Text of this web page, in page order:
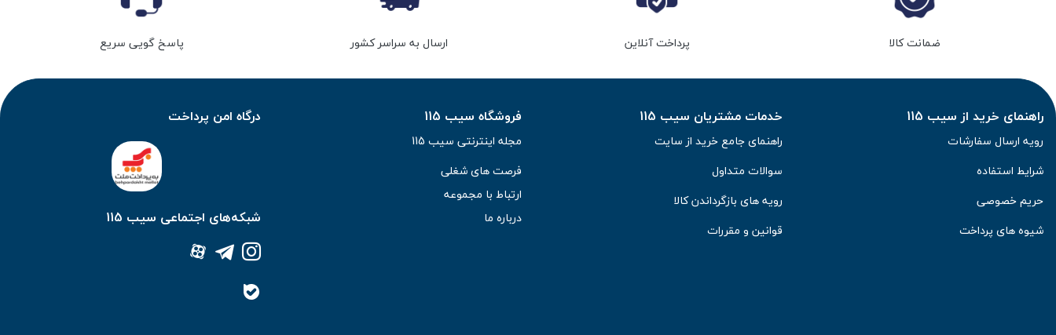
ضمانت کالا پرداخت آنلاین ارسال به سراسر کشور پاسخ گویی سریع
راهنمای خرید از سیب 115
رویه ارسال سفارشات
شرایط استفاده
حریم خصوصی
شیوه های پرداخت
خدمات مشتریان سیب 115
راهنمای جامع خرید از سایت
سوالات متداول
رویه های بازگرداندن کالا
قوانین و مقررات
فروشگاه سیب 115
مجله اینترنتی سیب 115
فرصت های شغلی
ارتباط با مجموعه
درباره ما
درگاه امن پرداخت
شبکه‌های اجتماعی سیب 115